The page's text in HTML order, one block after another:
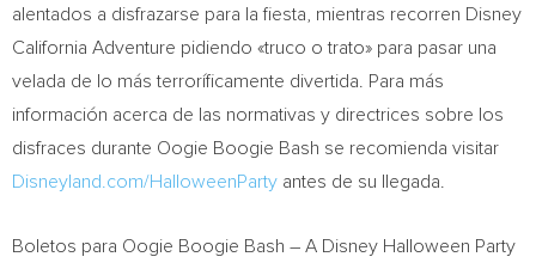
alentados a disfrazarse para la fiesta, mientras recorren Disney
California Adventure pidiendo «truco o trato» para pasar una
velada de lo más terroríficamente divertida. Para más
información acerca de las normativas y directrices sobre los
disfraces durante Oogie Boogie Bash se recomienda visitar
Disneyland.com/HalloweenParty antes de su llegada.
Boletos para Oogie Boogie Bash – A Disney Halloween Party